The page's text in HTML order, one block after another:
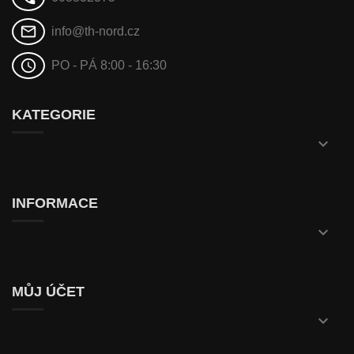
mail_outline info@th-nord.cz
schedule PO - PÁ 8:00 - 16:30
KATEGORIE

INFORMACE

MŮJ ÚČET
